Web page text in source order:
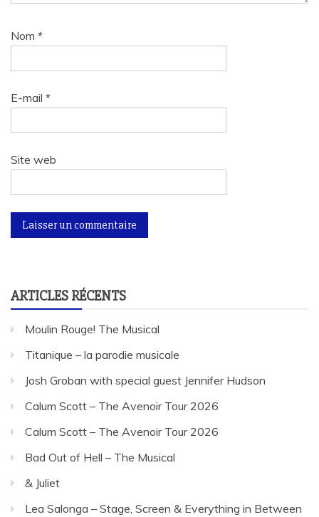
Nom *
E-mail *
Site web
ARTICLES RÉCENTS
Moulin Rouge! The Musical
Titanique – la parodie musicale
Josh Groban with special guest Jennifer Hudson
Calum Scott – The Avenoir Tour 2026
Calum Scott – The Avenoir Tour 2026
Bad Out of Hell – The Musical
& Juliet
Lea Salonga – Stage, Screen & Everything in Between